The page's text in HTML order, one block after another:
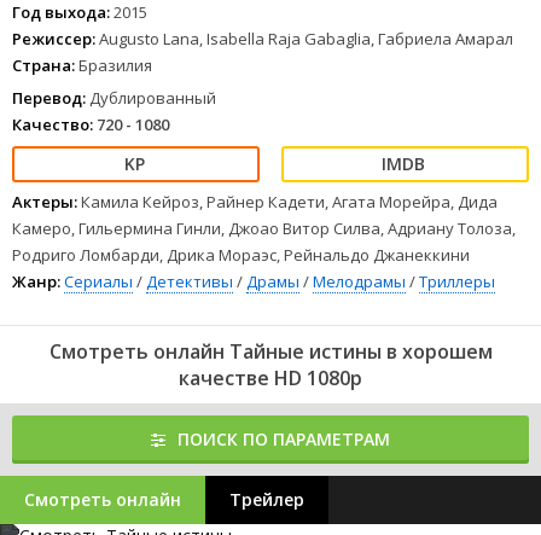
украшать обложки самых популярных глянцевых изданий. Ради
этого она берет себе яркий псевдоним Анжел. Героиня
бразильской мелодрамы «Тайные истины» пока не понимает, что
модельное агентство на самом деле предоставляет эскорт-услуги
для состоятельных клиентов.
12 34 5 67 8
Год выхода:2015
Режиссер:Augusto Lana, Isabella Raja Gabaglia, Габриела Амарал
Страна:Бразилия
Перевод: Дублированный
Качество: 720 - 1080
Актеры:Камила Кейроз, Райнер Кадети, Агата Морейра, Дида
Камеро, Гильермина Гинли, Джоао Витор Силва, Адриану Толоза,
Родриго Ломбарди, Дрика Мораэс, Рейнальдо Джанеккини
Жанр:Сериалы /Детективы /Драмы /Мелодрамы /Триллеры
Смотреть онлайн Тайные истины в хорошем
качестве HD 1080p
ПОИСК ПО ПАРАМЕТРАМ
Смотреть онлайн Трейлер